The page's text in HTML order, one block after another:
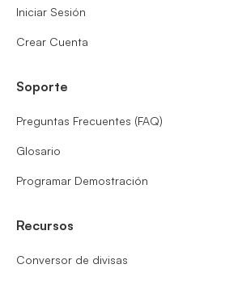
Iniciar Sesión
Crear Cuenta
Soporte
Preguntas Frecuentes (FAQ)
Glosario
Programar Demostración
Recursos
Conversor de divisas